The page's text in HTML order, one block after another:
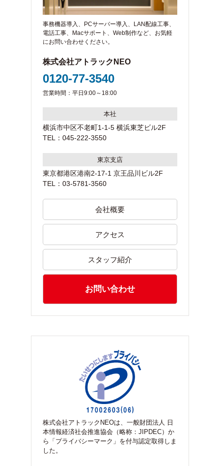
事務機器導入、PCサーバー導入、LAN配線工事、
電話工事、Macサポート、Web制作など、お気軽
にお問い合わせください。
株式会社アトラックNEO
0120-77-3540
営業時間：平日9:00～18:00
本社
横浜市中区不老町1-1-5 横浜東芝ビル2F
TEL：045-222-3550
東京支店
東京都港区港南2-17-1 京王品川ビル2F
TEL：03-5781-3560
会社概要
アクセス
スタッフ紹介
お問い合わせ
株式会社アトラックNEOは、一般財団法人 日
本情報経済社会推進協会（略称：JIPDEC）か
ら「プライバシーマーク」を付与認定取得しま
した。